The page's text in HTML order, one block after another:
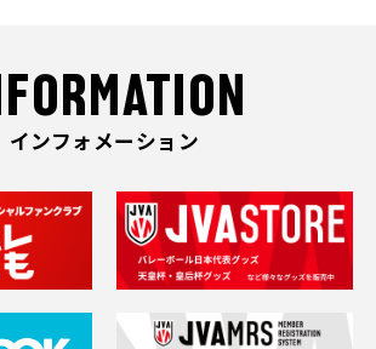
インフォメーション